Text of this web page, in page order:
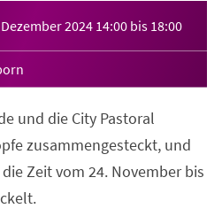
2024 14:00 bis 18:00
und die City Pastoral
zusammengesteckt, und
Zeit vom 24. November bis